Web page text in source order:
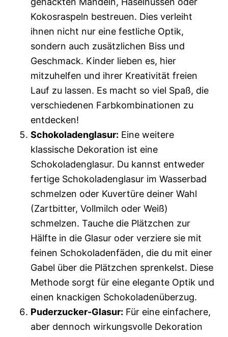
Kokosraspeln bestreuen. Dies verleiht
ihnen nicht nur eine festliche Optik,
sondern auch zusätzlichen Biss und
Geschmack. Kinder lieben es, hier
mitzuhelfen und ihrer Kreativität freien
Lauf zu lassen. Es macht so viel Spaß, die
verschiedenen Farbkombinationen zu
entdecken!
Schokoladenglasur: Eine weitere
klassische Dekoration ist eine
Schokoladenglasur. Du kannst entweder
fertige Schokoladenglasur im Wasserbad
schmelzen oder Kuvertüre deiner Wahl
(Zartbitter, Vollmilch oder Weiß)
schmelzen. Tauche die Plätzchen zur
Hälfte in die Glasur oder verziere sie mit
feinen Schokoladenfäden, die du mit einer
Gabel über die Plätzchen sprenkelst. Diese
Methode sorgt für eine elegante Optik und
einen knackigen Schokoladenüberzug.
Puderzucker-Glasur: Für eine einfachere,
aber dennoch wirkungsvolle Dekoration